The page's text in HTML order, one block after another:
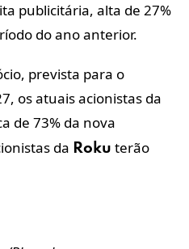
publicitária, alta de 27%
do ano anterior.
prevista para o
os atuais acionistas da
de 73% da nova
da Roku terão